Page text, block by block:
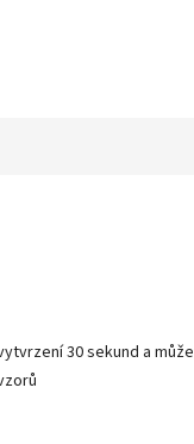
30 sekund a